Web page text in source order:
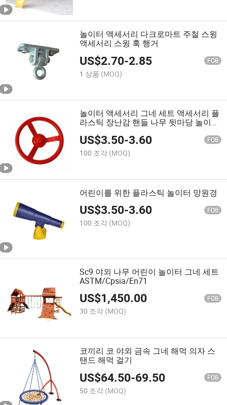
놀이터 액세서리 다크로마트 주철 스윙
액세서리 스윙 훅 행거
US$2.70-2.85 FOB
1 상품 (MOQ)
놀이터 액세서리 그네 세트 액세서리 플
라스틱 장난감 핸들 나무 뒷마당 놀이
US$3.50-3.60 FOB
100 조각 (MOQ)
어린이를 위한 플라스틱 놀이터 망원경
US$3.50-3.60 FOB
100 조각 (MOQ)
Sc9 야외 나무 어린이 놀이터 그네 세트
ASTM/Cpsia/En71
US$1,450.00 FOB
30 조각 (MOQ)
코끼리 코 야외 금속 그네 해먹 의자 스
탠드 해먹 걸기
US$64.50-69.50 FOB
50 조각 (MOQ)